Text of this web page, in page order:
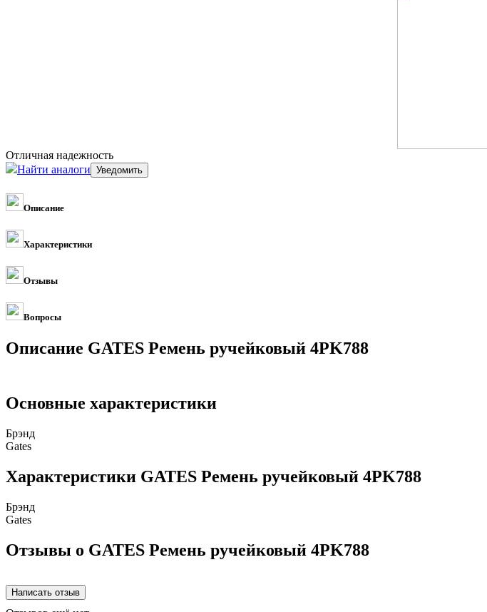
Отличная надежность
Найти аналоги
Описание
Характеристики
Отзывы
Вопросы
Описание GATES Ремень ручейковый 4PK788
Основные характеристики
Брэнд
Gates
Характеристики GATES Ремень ручейковый 4PK788
Брэнд
Gates
Отзывы о GATES Ремень ручейковый 4PK788